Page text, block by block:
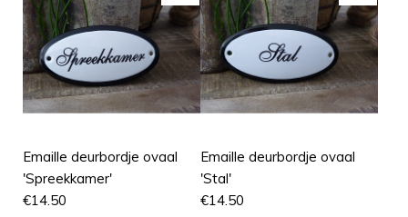
Emaille deurbordje ovaal
'Spreekkamer'
€14.50
Emaille deurbordje ovaal
'Stal'
€14.50